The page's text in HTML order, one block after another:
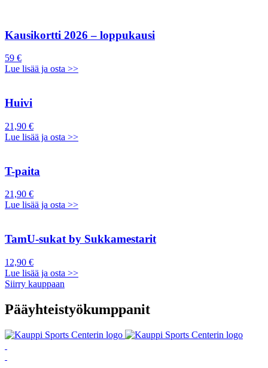
Kausikortti 2026 – loppukausi
59 €
Lue lisää ja osta >>
Huivi
21,90 €
Lue lisää ja osta >>
T-paita
21,90 €
Lue lisää ja osta >>
TamU-sukat by Sukkamestarit
12,90 €
Lue lisää ja osta >>
Siirry kauppaan
Pääyhteistyökumppanit